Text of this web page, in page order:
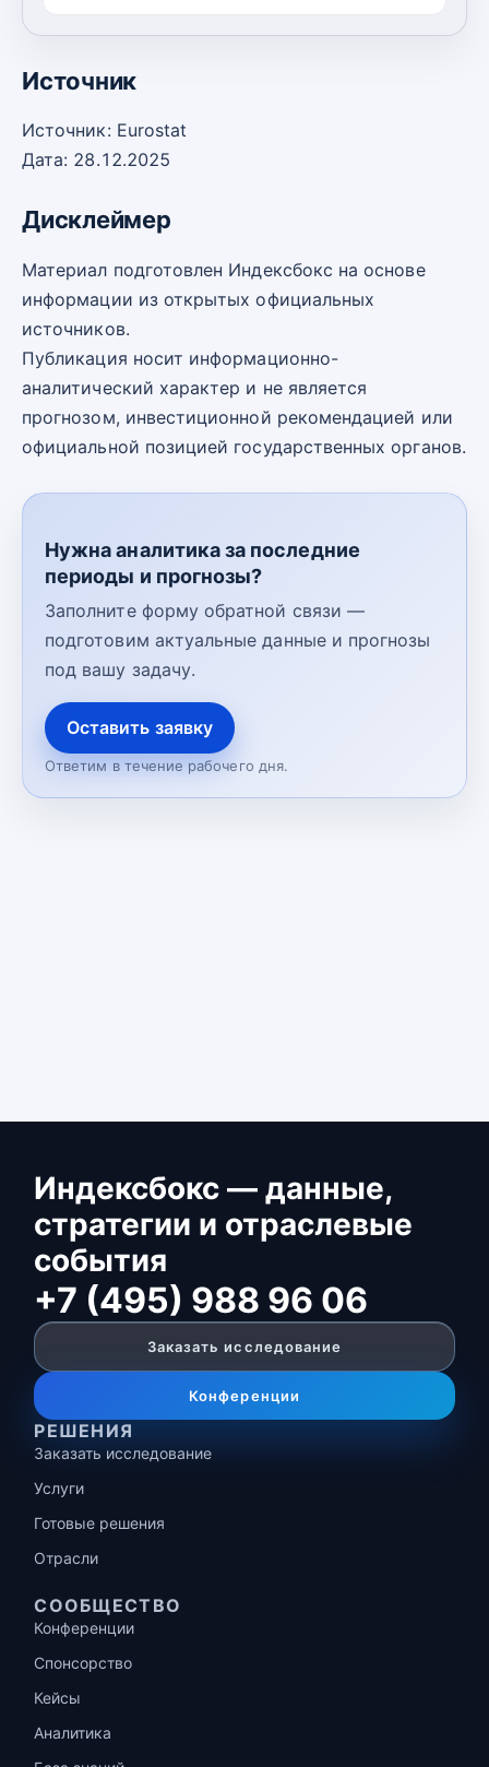
Источник
Источник: Eurostat
Дата: 28.12.2025
Дисклеймер
Материал подготовлен Индексбокс на основе
информации из открытых официальных
источников.
Публикация носит информационно-
аналитический характер и не является
прогнозом, инвестиционной рекомендацией или
официальной позицией государственных органов.
Нужна аналитика за последние
периоды и прогнозы?
Заполните форму обратной связи —
подготовим актуальные данные и прогнозы
под вашу задачу.
Оставить заявку
Ответим в течение рабочего дня.
Индексбокс — данные,
стратегии и отраслевые
события
+7 (495) 988 96 06
Заказать исследование
Конференции
РЕШЕНИЯ
Заказать исследование
Услуги
Готовые решения
Отрасли
СООБЩЕСТВО
Конференции
Спонсорство
Кейсы
Аналитика